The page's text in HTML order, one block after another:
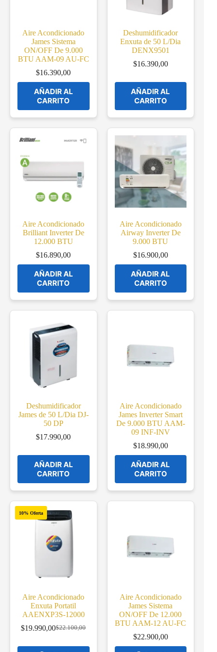
Aire Acondicionado
James Sistema
ON/OFF De 9.000
BTU AAM-09 AU-FC
$16.390,00
AÑADIR AL
CARRITO
Deshumidificador
Enxuta de 50 L/Dia
DENX9501
$16.390,00
AÑADIR AL
CARRITO
Aire Acondicionado
Brilliant Inverter De
12.000 BTU
$16.890,00
AÑADIR AL
CARRITO
Aire Acondicionado
Airway Inverter De
9.000 BTU
$16.900,00
AÑADIR AL
CARRITO
Deshumidificador
James de 50 L/Dia DJ-
50 DP
$17.990,00
AÑADIR AL
CARRITO
Aire Acondicionado
James Inverter Smart
De 9.000 BTU AAM-
09 INF-INV
$18.990,00
AÑADIR AL
CARRITO
10% Oferta
Aire Acondicionado
Enxuta Portatil
AAENXP3S-12000
$22.100,00
Original
was:
$19.990,00Current
is:
Aire Acondicionado
James Sistema
ON/OFF De 12.000
BTU AAM-12 AU-FC
$22.900,00